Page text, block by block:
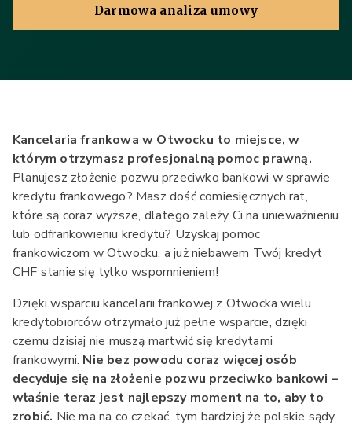
Darmowa analiza umowy
Kancelaria frankowa w Otwocku to miejsce, w
którym otrzymasz profesjonalną pomoc prawną.
Planujesz złożenie pozwu przeciwko bankowi w sprawie
kredytu frankowego? Masz dość comiesięcznych rat,
które są coraz wyższe, dlatego zależy Ci na unieważnieniu
lub odfrankowieniu kredytu? Uzyskaj pomoc
frankowiczom w Otwocku, a już niebawem Twój kredyt
CHF stanie się tylko wspomnieniem!
Dzięki wsparciu kancelarii frankowej z Otwocka wielu
kredytobiorców otrzymało już pełne wsparcie, dzięki
czemu dzisiaj nie muszą martwić się kredytami
frankowymi. Nie bez powodu coraz więcej osób
decyduje się na złożenie pozwu przeciwko bankowi –
właśnie teraz jest najlepszy moment na to, aby to
zrobić. Nie ma na co czekać, tym bardziej że polskie sądy